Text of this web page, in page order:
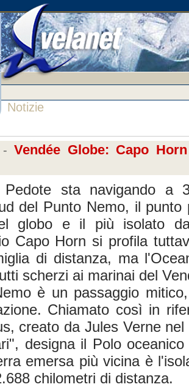
Notizie
- Vendée Globe: Capo
Pedote sta navigando a
del Punto Nemo, il punto
globo e il più isolato
Capo Horn si profila
di distanza, ma
scherzi ai marinai del
è un passaggio
Chiamato così in
creato da Jules Verne
designa il Polo
emersa più vicina è
chilometri di distanza.